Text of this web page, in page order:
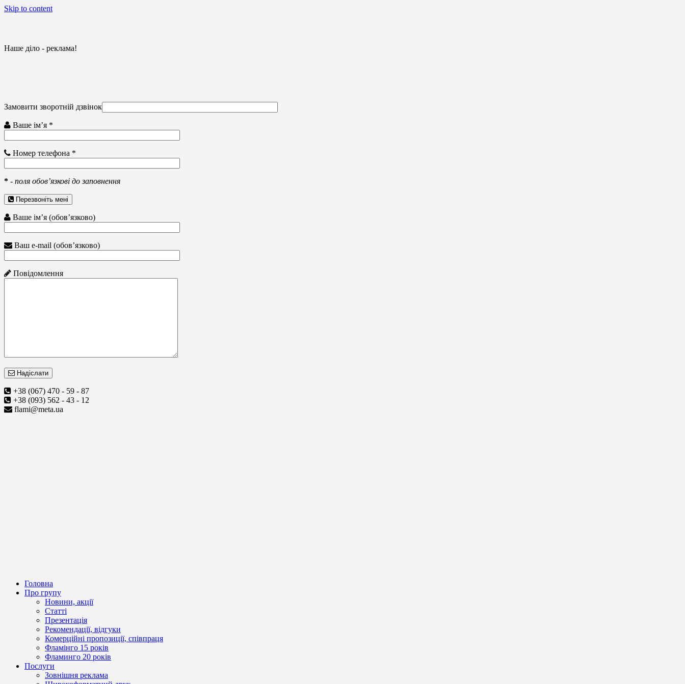
Skip to content
Наше діло - реклама!
Замовити зворотній дзвінок
Ваше ім’я *
Номер телефона *
* - поля обов’язкові до заповнення
Перезвоніть мені
Ваше ім’я (обов’язково)
Ваш e-mail (обов’язково)
Повідомлення
Надіслати
+38 (067) 470 - 59 - 87
+38 (093) 562 - 43 - 12
flami@meta.ua
Головна
Про групу
Новини, акції
Статті
Презентація
Рекомендації, відгуки
Комерційні пропозиції, співпраця
Фламінго 15 років
Фламинго 20 років
Послуги
Зовнішня реклама